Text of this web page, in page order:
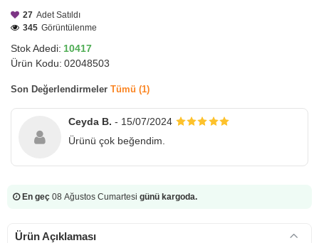
Stok Adedi: 10417
Ürün Kodu: 02048503
27 Adet Satıldı
345 Görüntülenme
Son Değerlendirmeler Tümü (1)
Ceyda B. - 15/07/2024
Ürünü çok beğendim.
En geç 08 Ağustos Cumartesi günü kargoda.
Ürün Açıklaması